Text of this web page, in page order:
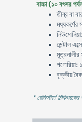
বাচ্চা (১০ বৎসর
তীব্র বা
মধ্যকর্ণের
ডেন্টাল
গণোরিয়া:
বৃক্কীয়
* রেজিস্টার্ড